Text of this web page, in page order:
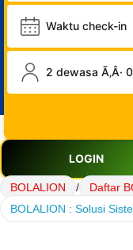
Waktu check-in
2 dewasa Ã‚Â·
LOGIN
BOLALION / Daftar
BOLALION : Solusi